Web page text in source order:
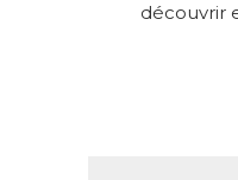
découvrir